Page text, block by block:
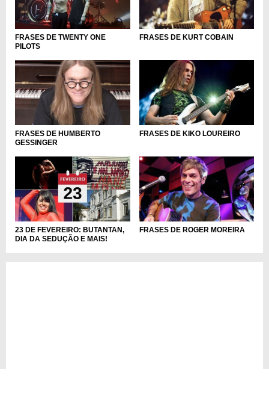
FRASES DE TWENTY ONE
PILOTS
FRASES DE KURT COBAIN
FRASES DE HUMBERTO
GESSINGER
FRASES DE KIKO LOUREIRO
23 DE FEVEREIRO: BUTANTAN,
DIA DA SEDUÇÃO E MAIS!
FRASES DE ROGER MOREIRA